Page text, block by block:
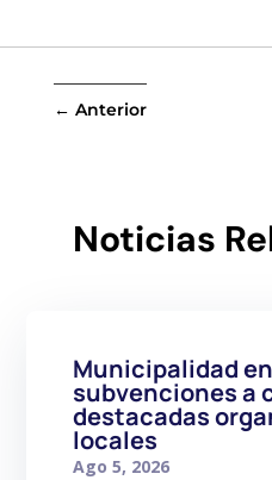
← Anterior
Noticias
Municipalidad
subvenciones a
destacadas
locales
Ago 5, 2026